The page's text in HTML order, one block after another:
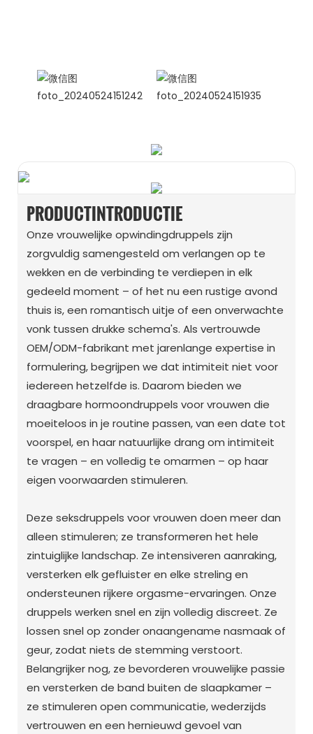
PRODUCTINTRODUCTIE
Onze vrouwelijke opwindingdruppels zijn
zorgvuldig samengesteld om verlangen op te
wekken en de verbinding te verdiepen in elk
gedeeld moment – ​​of het nu een rustige avond
thuis is, een romantisch uitje of een onverwachte
vonk tussen drukke schema's. Als vertrouwde
OEM/ODM-fabrikant met jarenlange expertise in
formulering, begrijpen we dat intimiteit niet voor
iedereen hetzelfde is. Daarom bieden we
draagbare hormoondruppels voor vrouwen die
moeiteloos in je routine passen, van een date tot
voorspel, en haar natuurlijke drang om intimiteit
te vragen – en volledig te omarmen – op haar
eigen voorwaarden stimuleren.
Deze seksdruppels voor vrouwen doen meer dan
alleen stimuleren; ze transformeren het hele
zintuiglijke landschap. Ze intensiveren aanraking,
versterken elk gefluister en elke streling en
ondersteunen rijkere orgasme-ervaringen. Onze
druppels werken snel en zijn volledig discreet. Ze
lossen snel op zonder onaangename nasmaak of
geur, zodat niets de stemming verstoort.
Belangrijker nog, ze bevorderen vrouwelijke passie
en versterken de band buiten de slaapkamer –
ze stimuleren open communicatie, wederzijds
vertrouwen en een hernieuwd gevoel van